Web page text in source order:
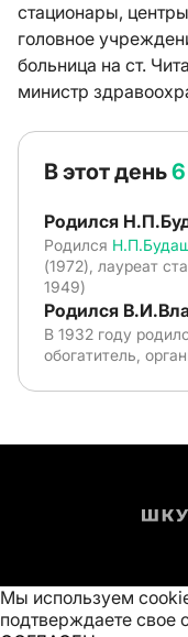
стационары,
головное
больница на ст.
министр
В этот день6
Родился
Родился
(1972), лауреат
1949)
Родился
В 1932 году
обогатитель,
Мы используем
подтверждаете свое